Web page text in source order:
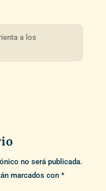
a los
no será publicada.
marcados con *